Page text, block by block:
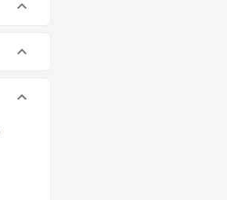
keyboard_arrow_down
keyboard_arrow_down
keyboard_arrow_down